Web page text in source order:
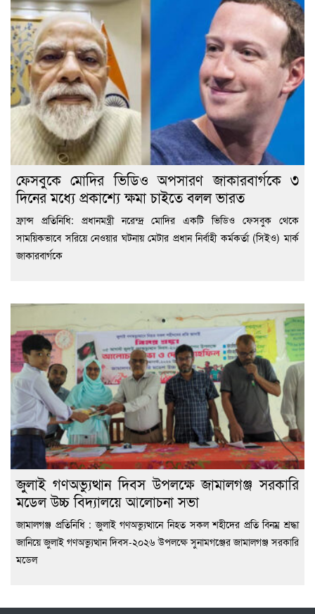
ফেসবুকে মোদির ভিডিও অপসারণ জাকারবার্গকে ৩
দিনের মধ্যে প্রকাশ্যে ক্ষমা চাইতে বলল ভারত
ফ্রান্স প্রতিনিধি: প্রধানমন্ত্রী নরেন্দ্র মোদির একটি ভিডিও ফেসবুক থেকে
সাময়িকভাবে সরিয়ে নেওয়ার ঘটনায় মেটার প্রধান নির্বাহী কর্মকর্তা (সিইও) মার্ক
জাকারবার্গকে
জুলাই গণঅভ্যুত্থান দিবস উপলক্ষে জামালগঞ্জ সরকারি
মডেল উচ্চ বিদ্যালয়ে আলোচনা সভা
জামালগঞ্জ প্রতিনিধি : জুলাই গণঅভ্যুত্থানে নিহত সকল শহীদের প্রতি বিনম্র শ্রদ্ধা
জানিয়ে জুলাই গণঅভ্যুত্থান দিবস-২০২৬ উপলক্ষে সুনামগঞ্জের জামালগঞ্জ সরকারি
মডেল